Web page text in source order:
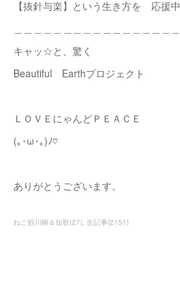
【抜針与楽】という生き方を 応援中
キャッ☆と、驚く
Beautiful Earthプロジェクト
ＬＯＶＥにゃんどＰＥＡＣＥ
(｡･ω･｡)ﾉ♡
ありがとうございます。
ねこ処川柳＆短歌(27) 全記事(2151)